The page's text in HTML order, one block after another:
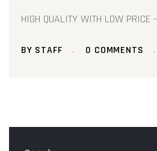
HIGH QUALITY WITH LOW PRICE
BY STAFF 0 COMMENTS